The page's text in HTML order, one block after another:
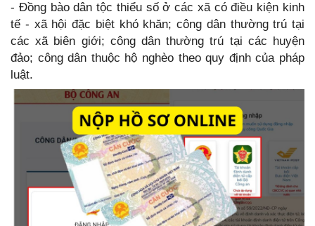
- Đồng bào dân tộc thiểu số ở các xã có điều kiện kinh
tế - xã hội đặc biệt khó khăn; công dân thường trú tại
các xã biên giới; công dân thường trú tại các huyện
đảo; công dân thuộc hộ nghèo theo quy định của pháp
luật.